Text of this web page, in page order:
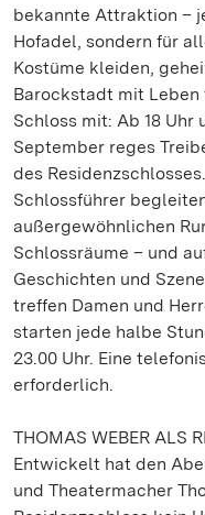
bekannte Attraktion –
Hofadel, sondern für
Kostüme kleiden,
Barockstadt mit
Schloss mit: Ab 18
September reges
des
Schlossführer
außergewöhnlichen
Schlossräume – und
Geschichten und
treffen Damen und
starten jede halbe
23.00 Uhr. Eine
erforderlich.
THOMAS WEBER ALS
Entwickelt hat den
und Theatermacher